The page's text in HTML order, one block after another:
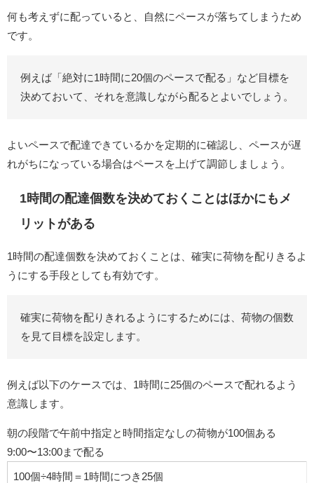
何も考えずに配っていると、自然にペースが落ちてしまうため
です。
例えば「絶対に1時間に20個のペースで配る」など目標を
決めておいて、それを意識しながら配るとよいでしょう。
よいペースで配達できているかを定期的に確認し、ペースが遅
れがちになっている場合はペースを上げて調節しましょう。
1時間の配達個数を決めておくことはほかにもメ
リットがある
1時間の配達個数を決めておくことは、確実に荷物を配りきるよ
うにする手段としても有効です。
確実に荷物を配りきれるようにするためには、荷物の個数
を見て目標を設定します。
例えば以下のケースでは、1時間に25個のペースで配れるよう
意識します。
朝の段階で午前中指定と時間指定なしの荷物が100個ある
9:00〜13:00まで配る
100個÷4時間＝1時間につき25個